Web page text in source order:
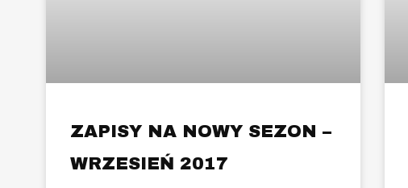
ZAPISY NA NOWY SEZON –
WRZESIEŃ 2017